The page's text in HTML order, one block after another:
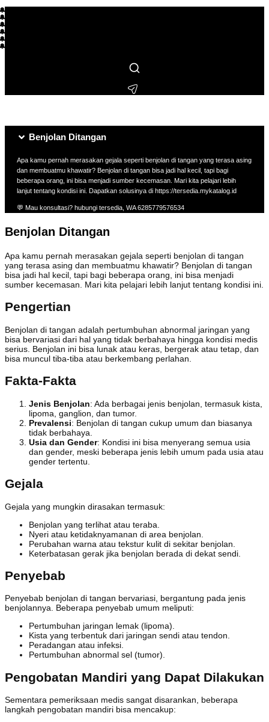
L*** membeli beberapa jam lalu
S***** membeli beberapa menit lalu
F**** membeli beberapa jam lalu
T**** membeli beberapa hari lalu
H*** membeli beberapa menit lalu
B**** membeli beberapa menit lalu
Benjolan Ditangan
Apa kamu pernah merasakan gejala seperti benjolan di tangan yang terasa asing
dan membuatmu khawatir? Benjolan di tangan bisa jadi hal kecil, tapi bagi
beberapa orang, ini bisa menjadi sumber kecemasan. Mari kita pelajari lebih
lanjut tentang kondisi ini. Dapatkan solusinya di https://tersedia.mykatalog.id
💬 Mau konsultasi? hubungi tersedia, WA 6285779576534
Benjolan Ditangan
Apa kamu pernah merasakan gejala seperti benjolan di tangan
yang terasa asing dan membuatmu khawatir? Benjolan di tangan
bisa jadi hal kecil, tapi bagi beberapa orang, ini bisa menjadi
sumber kecemasan. Mari kita pelajari lebih lanjut tentang kondisi ini.
Pengertian
Benjolan di tangan adalah pertumbuhan abnormal jaringan yang
bisa bervariasi dari hal yang tidak berbahaya hingga kondisi medis
serius. Benjolan ini bisa lunak atau keras, bergerak atau tetap, dan
bisa muncul tiba-tiba atau berkembang perlahan.
Fakta-Fakta
Jenis Benjolan: Ada berbagai jenis benjolan, termasuk kista,
lipoma, ganglion, dan tumor.
Prevalensi: Benjolan di tangan cukup umum dan biasanya
tidak berbahaya.
Usia dan Gender: Kondisi ini bisa menyerang semua usia
dan gender, meski beberapa jenis lebih umum pada usia atau
gender tertentu.
Gejala
Gejala yang mungkin dirasakan termasuk:
Benjolan yang terlihat atau teraba.
Nyeri atau ketidaknyamanan di area benjolan.
Perubahan warna atau tekstur kulit di sekitar benjolan.
Keterbatasan gerak jika benjolan berada di dekat sendi.
Penyebab
Penyebab benjolan di tangan bervariasi, bergantung pada jenis
benjolannya. Beberapa penyebab umum meliputi:
Pertumbuhan jaringan lemak (lipoma).
Kista yang terbentuk dari jaringan sendi atau tendon.
Peradangan atau infeksi.
Pertumbuhan abnormal sel (tumor).
Pengobatan Mandiri yang Dapat Dilakukan
Sementara pemeriksaan medis sangat disarankan, beberapa
langkah pengobatan mandiri bisa mencakup: